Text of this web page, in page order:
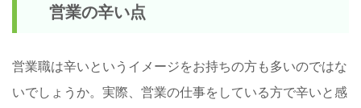
営業の辛い点
営業職は辛いというイメージをお持ちの方も多いのではな
いでしょうか。実際、営業の仕事をしている方で辛いと感